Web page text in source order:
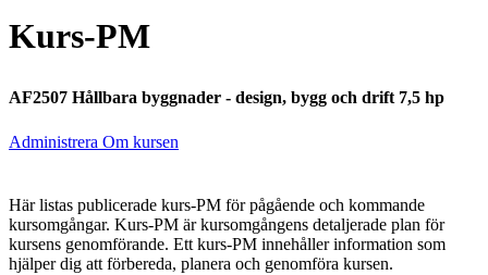
Kurs-PM
AF2507 Hållbara byggnader - design, bygg och drift 7,5 hp
Administrera Om kursen
Här listas publicerade kurs-PM för pågående och kommande
kursomgångar. Kurs-PM är kursomgångens detaljerade plan för
kursens genomförande. Ett kurs-PM innehåller information som
hjälper dig att förbereda, planera och genomföra kursen.